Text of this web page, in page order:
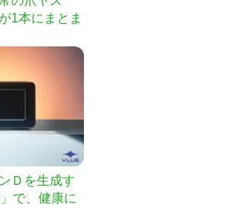
1本にまとま
Ｄを生成す
で、健康に